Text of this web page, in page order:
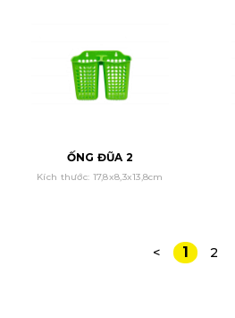
ỐNG ĐŨA 2
Kích thước: 17,8x8,3x13,8cm
< 1 2